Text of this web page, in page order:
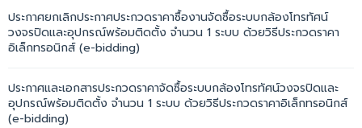
ประกาศยกเลิกประกาศประกวดราคาซื้องานจัดซื้อระบบกล้องโทรทัศน์
วงจรปิดและอุปกรณ์พร้อมติดตั้ง จำนวน 1 ระบบ ด้วยวิธีประกวดราคา
อิเล็กทรอนิกส์ (e-bidding)
ประกาศและเอกสารประกวดราคาจัดซื้อระบบกล้องโทรทัศน์วงจรปิดและ
อุปกรณ์พร้อมติดตั้ง จำนวน 1 ระบบ ด้วยวิธีประกวดราคาอิเล็กทรอนิกส์
(e-bidding)